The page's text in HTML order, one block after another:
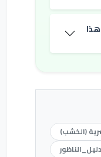
(الخشب)